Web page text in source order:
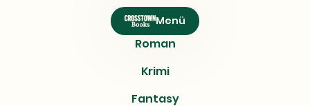
Menü
Roman
Krimi
Fantasy